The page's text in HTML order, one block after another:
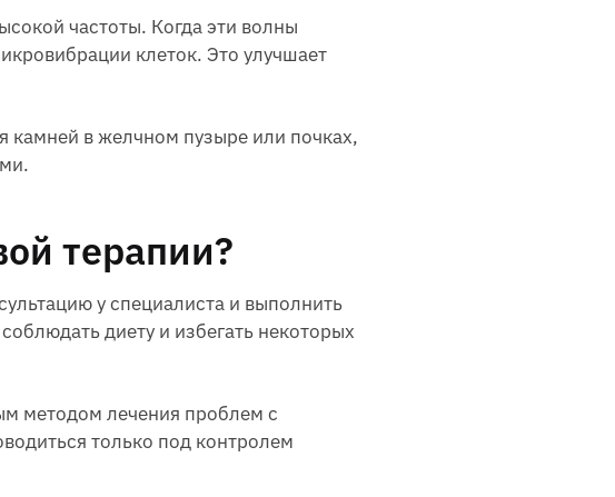
частоты. Когда эти волны
клеток. Это улучшает
камней в желчном пузыре или почках,
терапии?
у специалиста и выполнить
диету и избегать некоторых
методом лечения проблем с
только под контролем